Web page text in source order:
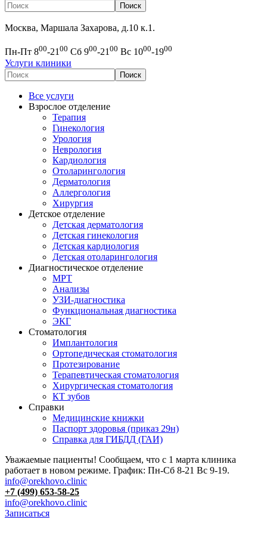
Москва, Маршала Захарова, д.10 к.1.
Пн-Пт 800-2100 Сб 900-2100 Вс 1000-1900
Услуги клиники
Все услуги
Взрослое отделение
Терапия
Гинекология
Урология
Неврология
Кардиология
Отоларингология
Дерматология
Аллергология
Хирургия
Детское отделение
Детская дерматология
Детская гинекология
Детская кардиология
Детская отоларингология
Диагностическое отделение
МРТ
Анализы
УЗИ-диагностика
Функциональная диагностика
ЭКГ
Стоматология
Имплантология
Ортопедическая стоматология
Протезирование
Терапевтическая стоматология
Хирургическая стоматология
КТ зубов
Справки
Медицинские книжки
Паспорт здоровья (приказ 29н)
Справка для ГИБДД (ГАИ)
Уважаемые пациенты! Сообщаем, что с 1 марта клиника
работает в новом режиме. График: Пн-Сб 8-21 Вс 9-19.
info@orekhovo.clinic
+7 (499) 653-58-25
info@orekhovo.clinic
Записаться